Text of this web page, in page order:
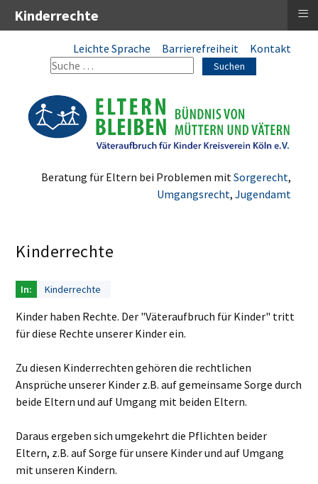
Leichte Sprache Barrierefreiheit Kontakt
Suchen
Beratung für Eltern bei Problemen mit Sorgerecht,
Umgangsrecht, Jugendamt
Kinderrechte
Kinderrechte
Kinder haben Rechte. Der "Väteraufbruch für Kinder" tritt
für diese Rechte unserer Kinder ein.
Zu diesen Kinderrechten gehören die rechtlichen
Ansprüche unserer Kinder z.B. auf gemeinsame Sorge durch
beide Eltern und auf Umgang mit beiden Eltern.
Daraus ergeben sich umgekehrt die Pflichten beider
Eltern, z.B. auf Sorge für unsere Kinder und auf Umgang
mit unseren Kindern.
Kinderrechte ≡